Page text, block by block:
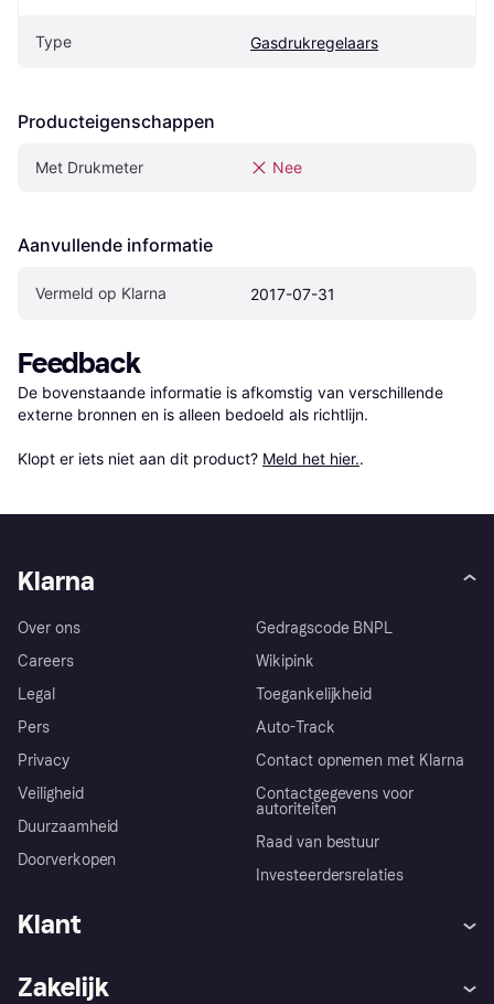
Type Gasdrukregelaars
Producteigenschappen
Met Drukmeter Nee
Aanvullende informatie
Vermeld op Klarna 2017-07-31
Feedback
De bovenstaande informatie is afkomstig van verschillende
externe bronnen en is alleen bedoeld als richtlijn.
Klopt er iets niet aan dit product? Meld het hier..
Klarna
Over ons
Careers
Legal
Pers
Privacy
Veiligheid
Duurzaamheid
Doorverkopen
Gedragscode BNPL
Wikipink
Toegankelijkheid
Auto-Track
Contact opnemen met Klarna
Contactgegevens voor
autoriteiten
Raad van bestuur
Investeerdersrelaties
Klant
Zakelijk